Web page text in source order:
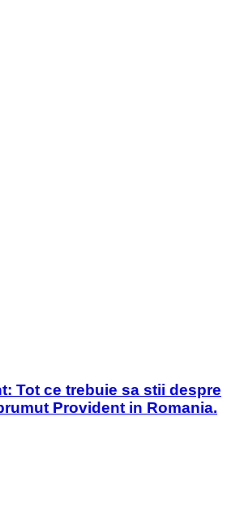
Tot ce trebuie sa stii despre
Provident in Romania.